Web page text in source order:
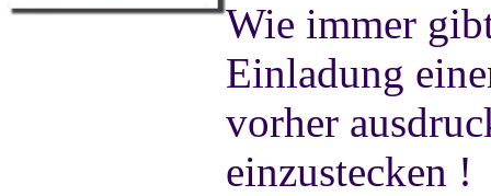
Wie immer
Einladung
vorher
einzustecken !